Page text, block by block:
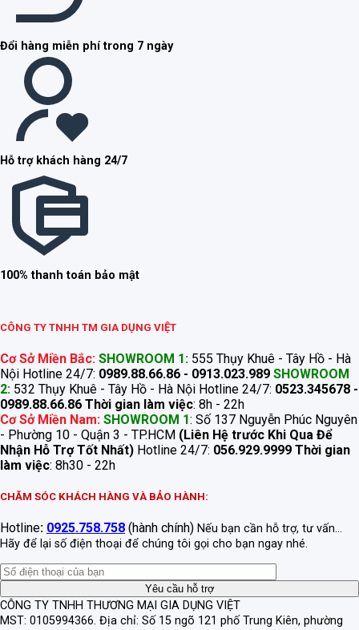
Đổi hàng miễn phí trong 7 ngày
Hỗ trợ khách hàng 24/7
100% thanh toán bảo mật
CÔNG TY TNHH TM GIA DỤNG VIỆT
Cơ Sở Miền Bắc: SHOWROOM 1: 555 Thụy Khuê - Tây Hồ - Hà
Nội Hotline 24/7: 0989.88.66.86 - 0913.023.989 SHOWROOM
2: 532 Thụy Khuê - Tây Hồ - Hà Nội Hotline 24/7: 0523.345678 -
0989.88.66.86 Thời gian làm việc: 8h - 22h
Cơ Sở Miền Nam: SHOWROOM 1: Số 137 Nguyễn Phúc Nguyên
- Phường 10 - Quận 3 - TP.HCM (Liên Hệ trước Khi Qua Để
Nhận Hỗ Trợ Tốt Nhất) Hotline 24/7: 056.929.9999 Thời gian
làm việc: 8h30 - 22h
CHĂM SÓC KHÁCH HÀNG VÀ BẢO HÀNH:
Hotline: 0925.758.758 (hành chính) Nếu bạn cần hỗ trợ, tư vấn...
Hãy để lại số điện thoại để chúng tôi gọi cho bạn ngay nhé.
CÔNG TY TNHH THƯƠNG MẠI GIA DỤNG VIỆT
MST: 0105994366. Địa chỉ: Số 15 ngõ 121 phố Trung Kiên, phường